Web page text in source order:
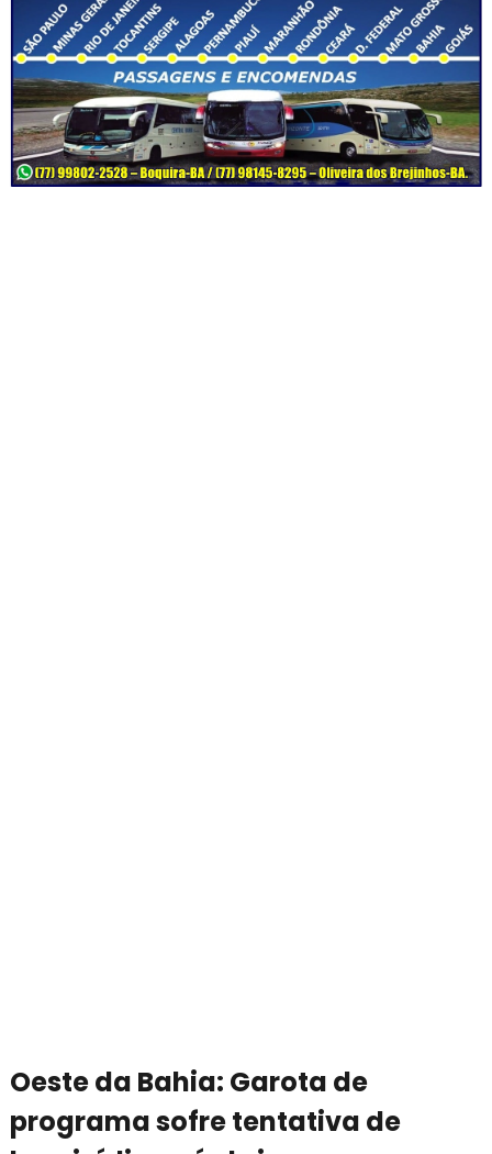
Oeste da Bahia: Garota de
programa sofre tentativa de